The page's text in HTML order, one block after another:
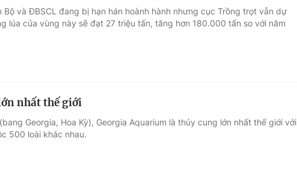
và ĐBSCL đang bị hạn hán hoành hành nhưng cục Trồng trọt vẫn dự
lúa của vùng này sẽ đạt 27 triệu tấn, tăng hơn 180.000 tấn so với năm
nhất thế giới
Georgia, Hoa Kỳ), Georgia Aquarium là thủy cung lớn nhất thế giới với
500 loài khác nhau.